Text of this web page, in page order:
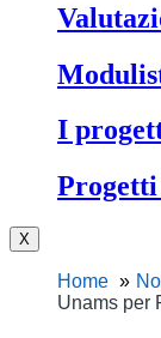
I
X
Home
Unams per